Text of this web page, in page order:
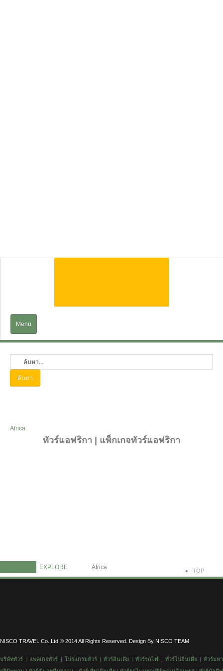
Menu
EXPLORE
Services
ค้นหา
Africa
ทัวร์แอฟริกา | แพ็กเกจทัวร์แอฟริกา
EXPLORE Africa TOP
NISCO TRAVEL Co.,Ltd © 2014 All Rights Reserved. Design By NISCO TEAM
บริษัททัวร์ | แพคเกจทัวร์ | โปรแกรมทัวร์|ทัวร์อินเดีย |ทัวร์รถไฟ | ทัวร์ไปอินเดีย|ทัวร์มหา